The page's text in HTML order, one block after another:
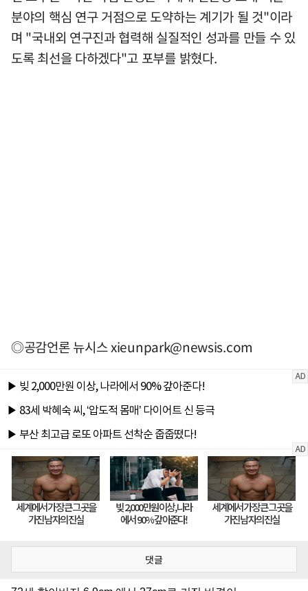
분야의 핵심 연구 거점으로 도약하는 계기가 될 것"이라
며 "국내외 연구진과 협력해 실질적인 성과를 만들 수 있
도록 최선을 다하겠다"고 포부를 밝혔다.
◎공감언론 뉴시스xieunpark@newsis.com
댓글